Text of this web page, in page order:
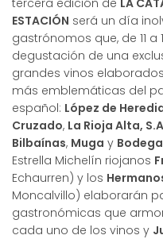
tercera edición de LA
ESTACIÓN será un día
gastrónomos que, de 11
degustación de una
grandes vinos
más emblemáticas del
español: López de
Cruzado, La Rioja Alta,
Bilbaínas, Muga y
Estrella Michelín riojanos
Echaurren) y los
Moncalvillo) elaborarán
gastronómicas que
cada uno de los vinos y